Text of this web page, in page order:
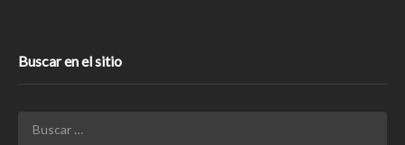
Buscar en el sitio